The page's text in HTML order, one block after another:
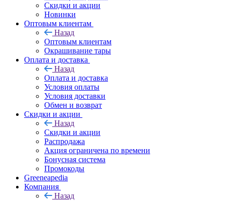
Скидки и акции
Новинки
Оптовым клиентам
Назад
Оптовым клиентам
Окрашивание тары
Оплата и доставка
Назад
Оплата и доставка
Условия оплаты
Условия доставки
Обмен и возврат
Скидки и акции
Назад
Скидки и акции
Распродажа
Акция ограничена по времени
Бонусная система
Промокоды
Greeneapedia
Компания
Назад